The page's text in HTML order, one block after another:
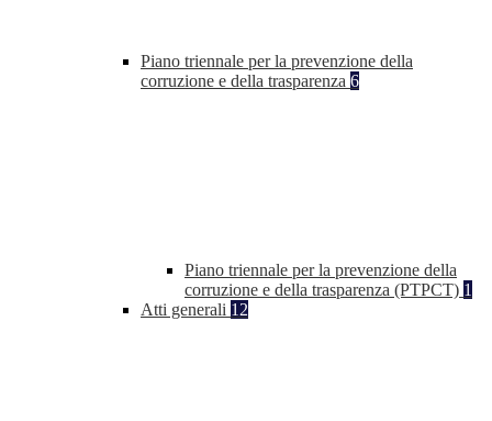
Piano triennale per la prevenzione della
corruzione e della trasparenza 6
Piano triennale per la prevenzione della
corruzione e della trasparenza (PTPCT) 1
Atti generali 12